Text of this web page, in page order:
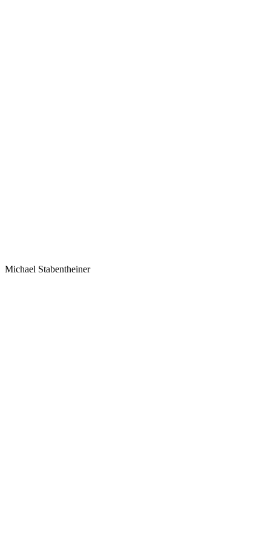
Michael Stabentheiner